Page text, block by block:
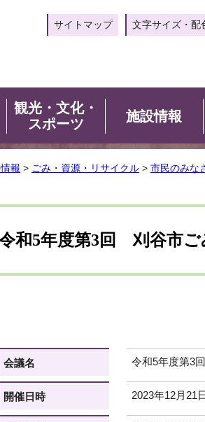
サイトマップ 文字サイズ・配
観光・文化・
スポーツ
施設情報
報 > ごみ・資源・リサイクル > 市民のみな
和5年度第3回 刈谷市ご
会議名 令和5年度第3
開催日時 2023年12月21